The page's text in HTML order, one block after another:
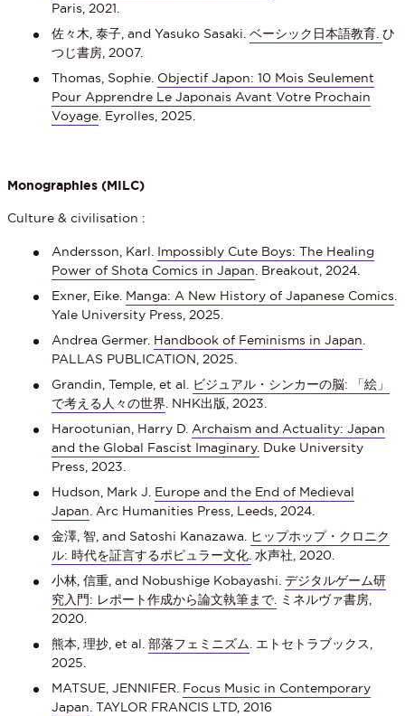
Paris, 2021.
佐々木, 泰子, and Yasuko Sasaki.ベーシック日本語教育.ひ
つじ書房, 2007.
Thomas, Sophie. Objectif Japon: 10 Mois Seulement
Pour Apprendre Le Japonais Avant Votre Prochain
Voyage. Eyrolles, 2025.
Monographies (MILC)
Culture & civilisation :
Andersson, Karl. Impossibly Cute Boys: The Healing
Power of Shota Comics in Japan. Breakout, 2024.
Exner, Eike. Manga: A New History of Japanese Comics.
Yale University Press, 2025.
Andrea Germer. Handbook of Feminisms in Japan.
PALLAS PUBLICATION, 2025.
Grandin, Temple, et al. ビジュアル・シンカーの脳: 「絵」
で考える人々の世界. NHK出版, 2023.
Harootunian, Harry D.Archaism and Actuality: Japan
and the Global Fascist Imaginary. Duke University
Press, 2023.
Hudson, Mark J. Europe and the End of Medieval
Japan. Arc Humanities Press, Leeds, 2024.
金澤, 智, and Satoshi Kanazawa. ヒップホップ・クロニク
ル: 時代を証言するポピュラー文化. 水声社, 2020.
小林, 信重, and Nobushige Kobayashi.デジタルゲーム研
究入門: レポート作成から論文執筆まで. ミネルヴァ書房,
2020.
熊本, 理抄, et al.部落フェミニズム. エトセトラブックス,
2025.
MATSUE, JENNIFER. Focus Music in Contemporary
Japan. TAYLOR FRANCIS LTD, 2016